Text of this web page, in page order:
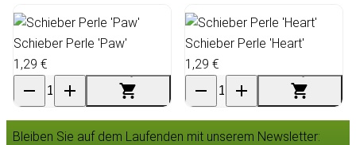
Schieber Perle 'Paw'
1,29 €
Schieber Perle 'Heart'
1,29 €
Bleiben Sie auf dem Laufenden mit unserem Newsletter: